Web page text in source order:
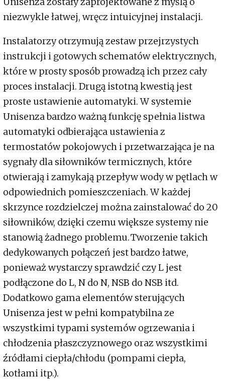
niezwykle łatwej, wręcz intuicyjnej instalacji.
Instalatorzy otrzymują zestaw przejrzystych
instrukcji i gotowych schematów elektrycznych,
które w prosty sposób prowadzą ich przez cały
proces instalacji. Drugą istotną kwestią jest
proste ustawienie automatyki. W systemie
Unisenza bardzo ważną funkcję spełnia listwa
automatyki odbierająca ustawienia z
termostatów pokojowych i przetwarzająca je na
sygnały dla siłowników termicznych, które
otwierają i zamykają przepływ wody w pętlach w
odpowiednich pomieszczeniach. W każdej
skrzynce rozdzielczej można zainstalować do 20
siłowników, dzięki czemu większe systemy nie
stanowią żadnego problemu. Tworzenie takich
dedykowanych połączeń jest bardzo łatwe,
ponieważ wystarczy sprawdzić czy L jest
podłączone do L, N do N, NSB do NSB itd.
Dodatkowo gama elementów sterujących
Unisenza jest w pełni kompatybilna ze
wszystkimi typami systemów ogrzewania i
chłodzenia płaszczyznowego oraz wszystkimi
źródłami ciepła/chłodu (pompami ciepła,
kotłami itp.).